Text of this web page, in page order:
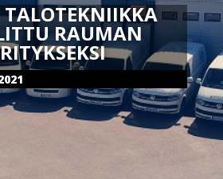
TALOTEKNIIKKA
RAUMAN